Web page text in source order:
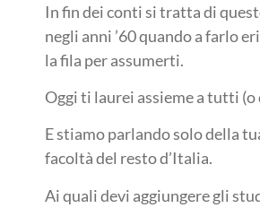
In fin dei conti si tratta di
negli anni ’60 quando a farlo
la fila per assumerti.
Oggi ti laurei assieme a tutti
E stiamo parlando solo della
facoltà del resto d’Italia.
Ai quali devi aggiungere gli